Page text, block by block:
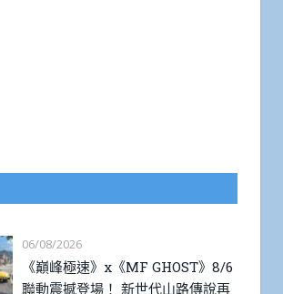
06/08/2026
《巔峰極速》x《MF GHOST》8/6
聯動震撼登場！ 新世代山路傳說再